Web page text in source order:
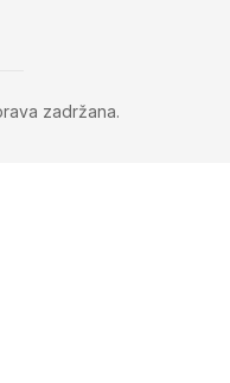
zadržana.